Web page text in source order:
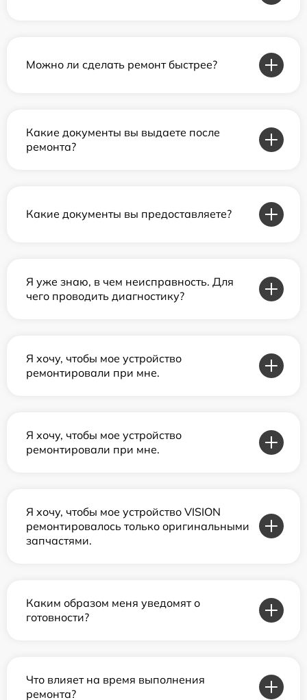
Можно ли сделать ремонт быстрее?
Какие документы вы выдаете после
ремонта?
Какие документы вы предоставляете?
Я уже знаю, в чем неисправность. Для
чего проводить диагностику?
Я хочу, чтобы мое устройство
ремонтировали при мне.
Я хочу, чтобы мое устройство
ремонтировали при мне.
Я хочу, чтобы мое устройство VISION
ремонтировалось только оригинальными
запчастями.
Каким образом меня уведомят о
готовности?
Что влияет на время выполнения
ремонта?